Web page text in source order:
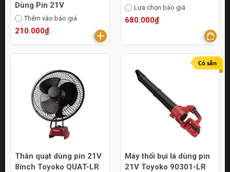
Dùng Pin 21V
Thêm vào báo giá
210.000₫
Lựa chọn báo giá
680.000₫
Thân quạt dùng pin 21V
8inch Toyoko QUAT-LR
Có sẵn
Máy thổi bụi lá dùng pin
21V Toyoko 90301-LR